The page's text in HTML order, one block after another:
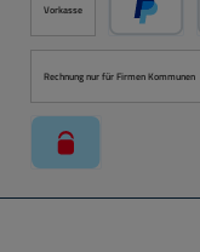
Vorkasse
PayPal
Rechnung nur für Firmen Kommunen